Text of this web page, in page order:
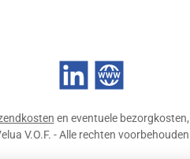
LinkedIn Website
en eventuele
V.O.F. - Alle rechten